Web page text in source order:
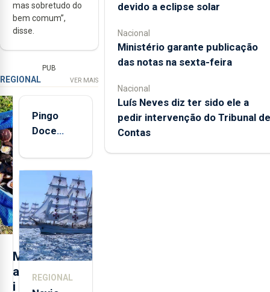
mas sobretudo do
bem comum”,
disse.
PUB
REGIONAL VER MAIS
M
a
i
Pingo
Doce
quinta-
feira nova
loja em
São
Sebastião
e cria 30
postos de
REGIONAL
devido a eclipse solar
Nacional
Ministério garante publicação
das notas na sexta-feira
Nacional
Luís Neves diz ter sido ele a
pedir intervenção do Tribunal de
Contas